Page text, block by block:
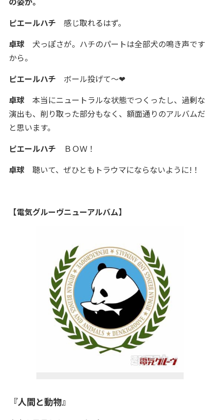
ピエールハチ 感じ取れるはず。
卓球 犬っぽさが。ハチのパートは全部犬の鳴き声です
から。
ピエールハチ ボール投げて～❤
卓球 本当にニュートラルな状態でつくったし、過剰な
演出も、削り取った部分もなく、額面通りのアルバムだ
と思います。
ピエールハチ ＢＯＷ！
卓球 聴いて、ぜひともトラウマにならないように!！
【電気グルーヴニューアルバム】
『人間と動物』